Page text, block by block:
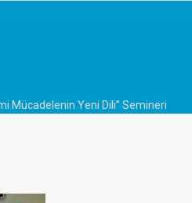
Mücadelenin Yeni Dili” Semineri